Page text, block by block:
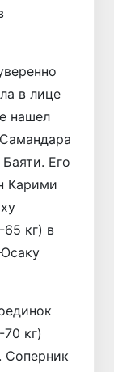
в лице
нашел
Его
Карими
кг) в
кг)
Соперник